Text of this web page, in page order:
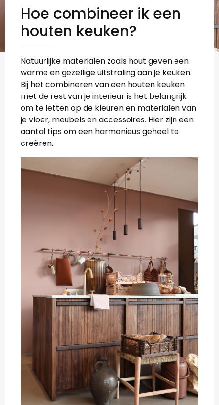
Hoe combineer ik een
houten keuken?
Natuurlijke materialen zoals hout geven een
warme en gezellige uitstraling aan je keuken.
Bij het combineren van een houten keuken
met de rest van je interieur is het belangrijk
om te letten op de kleuren en materialen van
je vloer, meubels en accessoires. Hier zijn een
aantal tips om een harmonieus geheel te
creëren.